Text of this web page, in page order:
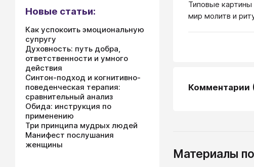
Типовые
мир молитв и
Комментарии
Материалы
Новые статьи:
Как успокоить эмоциональную
супругу
Духовность: путь добра,
ответственности и умного
действия
Синтон-подход и когнитивно-
поведенческая терапия:
сравнительный анализ
Обида: инструкция по
применению
Три принципа мудрых людей
Манифест послушания
женщины